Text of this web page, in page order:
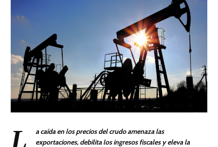
L
a caída en los precios del crudo amenaza las
exportaciones, debilita los ingresos fiscales y eleva la